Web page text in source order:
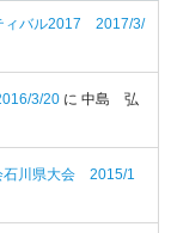
ィバル2017 2017/3/
3/20 に 中島 弘
石川県大会 2015/1